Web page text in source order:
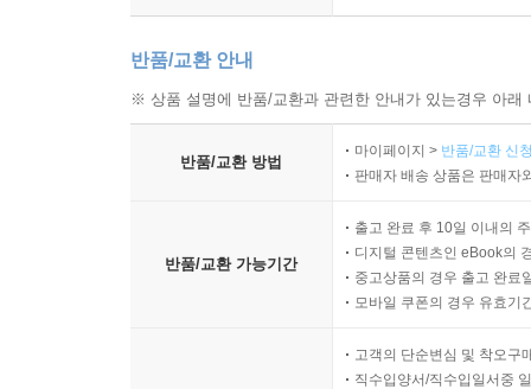
반품/교환 안내
※ 상품 설명에 반품/교환과 관련한 안내가 있는경우 아
반품/교환 방법
마이페이지 > 반품/교환 신
판매자 배송 상품은 판매자
반품/교환 가능기간
출고 완료 후 10일 이내의
디지털 콘텐츠인 eBook의
중고상품의 경우 출고 완료
모바일 쿠폰의 경우 유효기
고객의 단순변심 및 착오구
직수입양서/직수입일서중